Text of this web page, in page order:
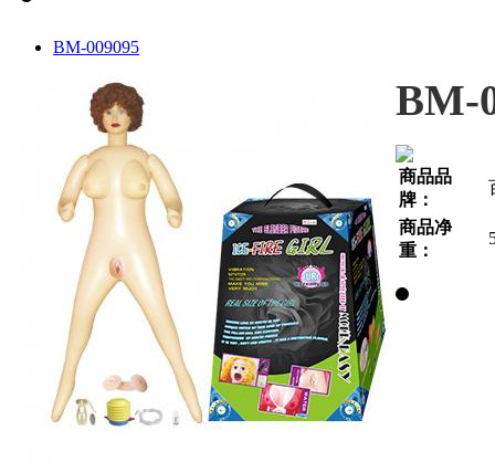
BM-009095
BM-
商品品
牌：
商品净
重：